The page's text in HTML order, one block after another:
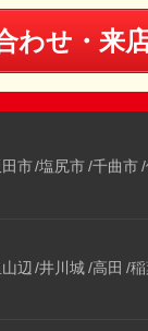
わせ・来
市 塩尻市 千曲市
辺 井川城 高田